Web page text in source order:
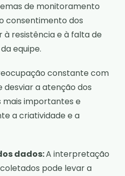
de monitoramento
consentimento dos
à resistência e à falta de
equipe.
constante com
a atenção dos
mais importantes e
a criatividade e a
dados:A interpretação
pode levar a